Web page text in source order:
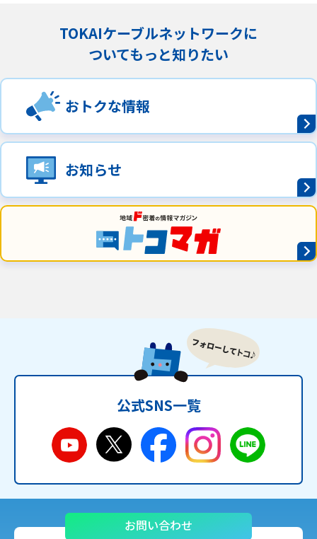
TOKAIケーブルネットワークに
ついてもっと知りたい
おトクな情報
お知らせ
公式SNS一覧
お問い合わせ